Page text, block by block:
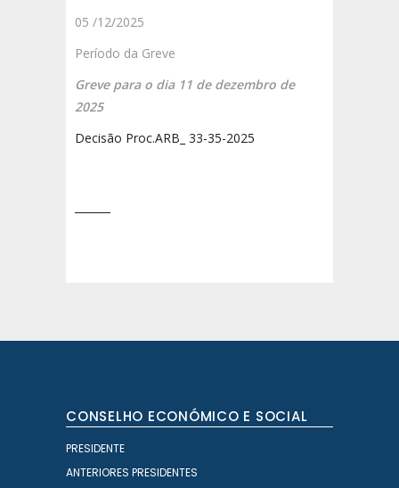
05 /12/2025
Período da Greve
Greve para o dia 11 de dezembro de
2025
Decisão Proc.ARB_ 33-35-2025
CONSELHO ECONÓMICO E SOCIAL
PRESIDENTE
ANTERIORES PRESIDENTES